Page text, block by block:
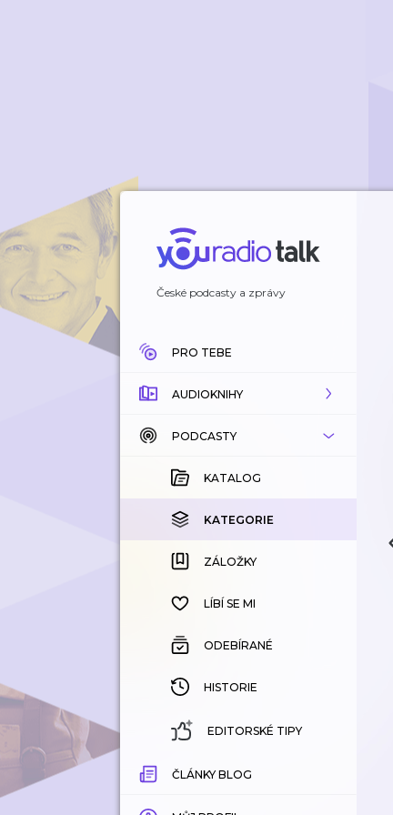
České podcasty a zprávy
PRO TEBE
AUDIOKNIHY
KATALOG
KOUPENÉ
KATEGORIE
ZÁLOŽKY
HISTORIE
PODCASTY
KATALOG
KATEGORIE
ZÁLOŽKY
LÍBÍ SE MI
ODEBÍRANÉ
HISTORIE
EDITORSKÉ TIPY
ČLÁNKY BLOG